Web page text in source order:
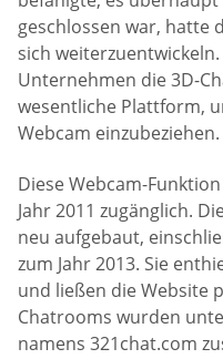
geschlossen war, hatte
sich
Unternehmen die 3D-
wesentliche Plattform,
Webcam einzubeziehen.
Diese Webcam-
Jahr 2011 zugänglich.
neu aufgebaut,
zum Jahr 2013. Sie
und ließen die Website
Chatrooms wurden
namens 321chat.com